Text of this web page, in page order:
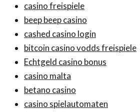
casino freispiele
beep beep casino
cashed casino login
bitcoin casino vodds freispiele
Echtgeld casino bonus
casino malta
betano casino
casino spielautomaten